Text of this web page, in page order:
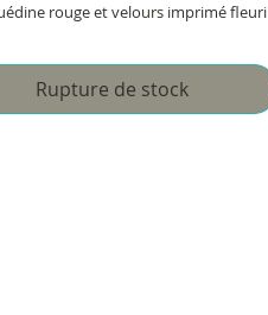
rouge et velours imprimé fleuri
bleu paon et ajout de deux
boutons motifs fleurs
Rupture de stock